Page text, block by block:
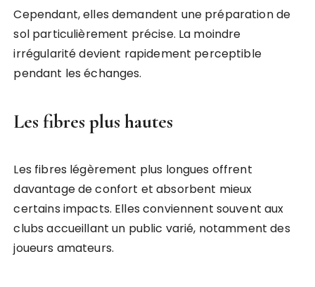
Cependant, elles demandent une préparation de
sol particulièrement précise. La moindre
irrégularité devient rapidement perceptible
pendant les échanges.
Les fibres plus hautes
Les fibres légèrement plus longues offrent
davantage de confort et absorbent mieux
certains impacts. Elles conviennent souvent aux
clubs accueillant un public varié, notamment des
joueurs amateurs.